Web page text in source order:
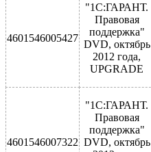
4601546005427
"1С:ГАРАНТ.
Правовая
поддержка"
DVD, октябрь
2012 года,
UPGRADE
4601546007322
"1С:ГАРАНТ.
Правовая
поддержка"
DVD, октябрь